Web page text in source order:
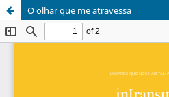
O olhar que me atravessa